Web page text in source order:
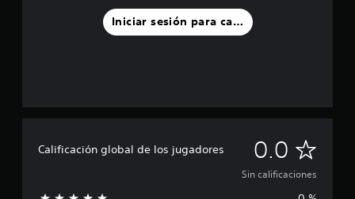
Iniciar sesión para calificar
Calificación global de los jugadores 0.0 S
i
Sin calificaciones